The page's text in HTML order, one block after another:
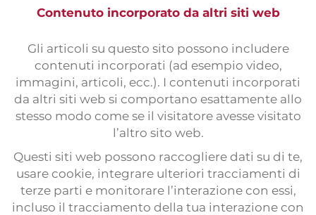
Contenuto incorporato da altri siti web
Gli articoli su questo sito possono includere
contenuti incorporati (ad esempio video,
immagini, articoli, ecc.). I contenuti incorporati
da altri siti web si comportano esattamente allo
stesso modo come se il visitatore avesse visitato
l’altro sito web.
Questi siti web possono raccogliere dati su di te,
usare cookie, integrare ulteriori tracciamenti di
terze parti e monitorare l’interazione con essi,
incluso il tracciamento della tua interazione con